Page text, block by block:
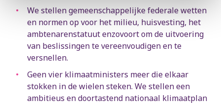
We stellen gemeenschappelijke federale wetten
en normen op voor het milieu, huisvesting, het
ambtenarenstatuut enzovoort om de uitvoering
van beslissingen te vereenvoudigen en te
versnellen.
Geen vier klimaatministers meer die elkaar
stokken in de wielen steken. We stellen een
ambitieus en doortastend nationaal klimaatplan